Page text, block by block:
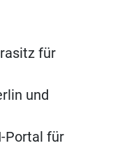
für
und
Portal für